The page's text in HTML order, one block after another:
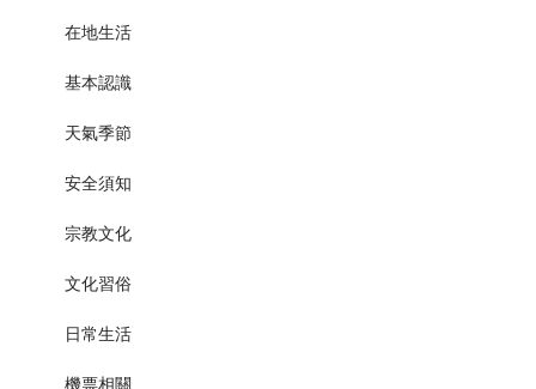
在地生活
基本認識
天氣季節
安全須知
宗教文化
文化習俗
日常生活
機票相關